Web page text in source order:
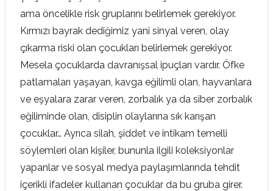
ama öncelikle risk gruplarını belirlemek gerekiyor.
Kırmızı bayrak dediğimiz yani sinyal veren, olay
çıkarma riski olan çocukları belirlemek gerekiyor.
Mesela çocuklarda davranışsal ipuçları vardır. Öfke
patlamaları yaşayan, kavga eğilimli olan, hayvanlara
ve eşyalara zarar veren, zorbalık ya da siber zorbalık
eğiliminde olan, disiplin olaylarına sık karışan
çocuklar… Ayrıca silah, şiddet ve intikam temelli
söylemleri olan kişiler, bununla ilgili koleksiyonlar
yapanlar ve sosyal medya paylaşımlarında tehdit
içerikli ifadeler kullanan çocuklar da bu gruba girer.